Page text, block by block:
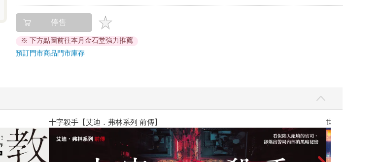
停售
※ 下方點圖前往本月金石堂強力推薦
預訂門市商品門市庫存
世界上最透明的故事【夏季限量版】：全新封面×透明書衣